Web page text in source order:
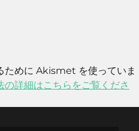
ために Akismet を使っていま
の詳細はこちらをご覧くださ